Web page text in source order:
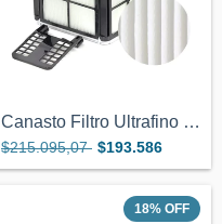
Canasto Filtro Ultrafino Repuesto Dolphi...
$215.095,07 $193.586
18% OFF